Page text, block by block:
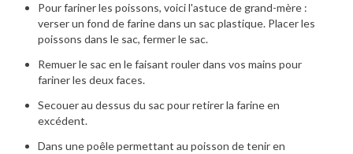
Pour fariner les poissons, voici l'astuce de grand-mère :
verser un fond de farine dans un sac plastique. Placer les
poissons dans le sac, fermer le sac.
Remuer le sac en le faisant rouler dans vos mains pour
fariner les deux faces.
Secouer au dessus du sac pour retirer la farine en
excédent.
Dans une poêle permettant au poisson de tenir en